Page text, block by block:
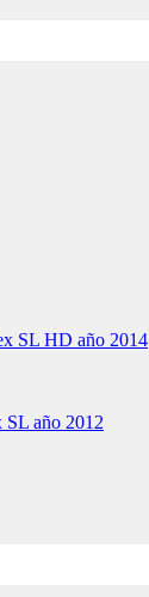
SL HD año 2014
SL año 2012